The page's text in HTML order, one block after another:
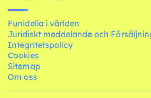
Funidelia i världen
Juridiskt meddelande och
Integritetspolicy
Cookies
Sitemap
Om oss